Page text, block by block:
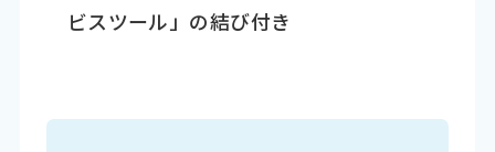
ビスツール」の結び付き